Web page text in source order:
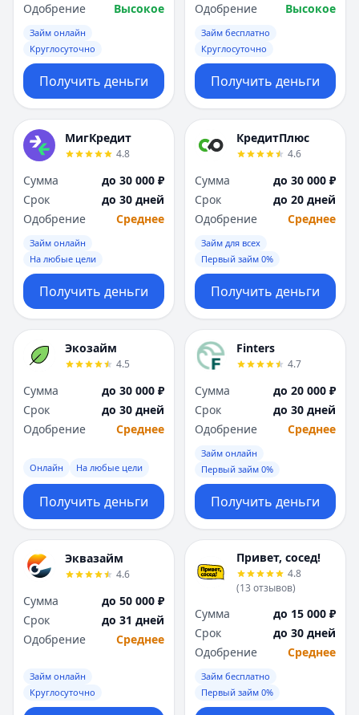
Одобрение
Высокое
Займ онлайн
Круглосуточно
Получить деньги
Одобрение
Высокое
Займ бесплатно
Круглосуточно
Получить деньги
МигКредит
4.8
Сумма
до 30 000 ₽
Срок
до 30 дней
Одобрение
Среднее
Займ онлайн
На любые цели
Получить деньги
КредитПлюс
4.6
Сумма
до 30 000 ₽
Срок
до 20 дней
Одобрение
Среднее
Займ для всех
Первый займ 0%
Получить деньги
Экозайм
4.5
Сумма
до 30 000 ₽
Срок
до 30 дней
Одобрение
Среднее
Онлайн На любые цели
Получить деньги
Finters
4.7
Сумма
до 20 000 ₽
Срок
до 30 дней
Одобрение
Среднее
Займ онлайн
Первый займ 0%
Получить деньги
Эквазайм
4.6
Сумма
до 50 000 ₽
Срок
до 31 дней
Одобрение
Среднее
Займ онлайн
Круглосуточно
Привет, сосед!
4.8
(13 отзывов)
Сумма
до 15 000 ₽
Срок
до 30 дней
Одобрение
Среднее
Займ бесплатно
Первый займ 0%